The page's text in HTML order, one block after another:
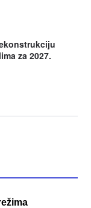
za 2027.